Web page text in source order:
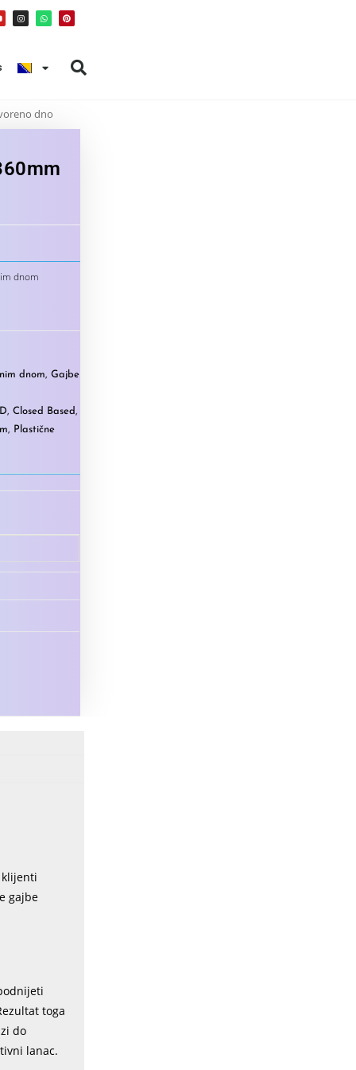
dno
dnom
dnom, Gajbe
, Closed Based,
, Plastične
gajbe
toga
do
lanac.